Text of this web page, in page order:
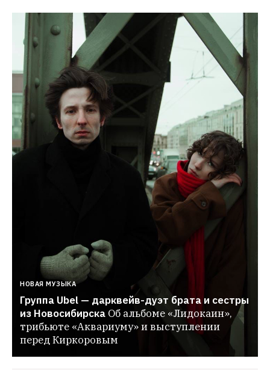
НОВАЯ МУЗЫКА
Группа Ubel — дарквейв-дуэт брата и сестры
из Новосибирска Об альбоме «Лидокаин»,
трибьюте «Аквариуму» и выступлении
перед Киркоровым